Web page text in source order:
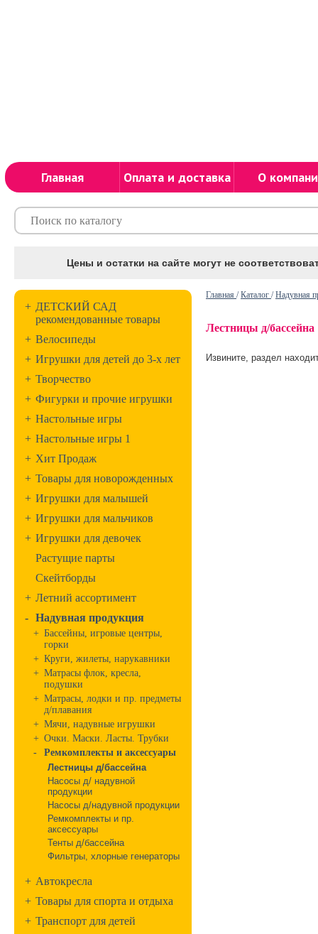
Главная Оплата и доставка О
Цены и остатки на сайте могут не
+ ДЕТСКИЙ САД
рекомендованные товары
+ Велосипеды
+ Игрушки для детей до 3-х лет
+ Творчество
+ Фигурки и прочие игрушки
+ Настольные игры
+ Настольные игры 1
+ Хит Продаж
+ Товары для новорожденных
+ Игрушки для малышей
+ Игрушки для мальчиков
+ Игрушки для девочек
Растущие парты
Скейтборды
+ Летний ассортимент
- Надувная продукция
+ Бассейны, игровые центры,
горки
+ Круги, жилеты, нарукавники
+ Матрасы флок, кресла,
подушки
+ Матрасы, лодки и пр. предметы
д/плавания
+ Мячи, надувные игрушки
+ Очки. Маски. Ласты. Трубки
-
Ремкомплекты и аксессуары
Лестницы д/бассейна
Насосы д/ надувной
продукции
Насосы д/надувной продукции
Ремкомплекты и пр.
аксессуары
Тенты д/бассейна
Фильтры, хлорные генераторы
+ Автокресла
+ Товары для спорта и отдыха
+ Транспорт для детей
Главная /Каталог /Надувная
Лестницы д/бассейна
Извините, раздел